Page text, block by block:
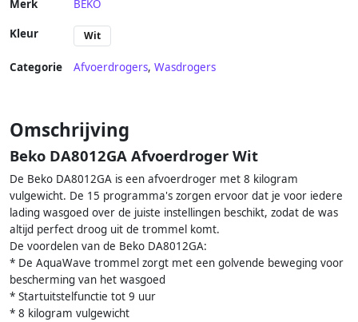
Merk BEKO
Kleur Wit
Categorie Afvoerdrogers, Wasdrogers
Omschrijving
Beko DA8012GA Afvoerdroger Wit
De Beko DA8012GA is een afvoerdroger met 8 kilogram
vulgewicht. De 15 programma's zorgen ervoor dat je voor iedere
lading wasgoed over de juiste instellingen beschikt, zodat de was
altijd perfect droog uit de trommel komt.
De voordelen van de Beko DA8012GA:
* De AquaWave trommel zorgt met een golvende beweging voor
bescherming van het wasgoed
* Startuitstelfunctie tot 9 uur
* 8 kilogram vulgewicht